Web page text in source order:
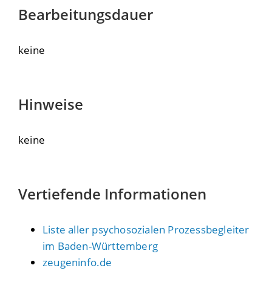
Bearbeitungsdauer
keine
Hinweise
keine
Vertiefende Informationen
Liste aller psychosozialen Prozessbegleiter
im Baden-Württemberg
zeugeninfo.de